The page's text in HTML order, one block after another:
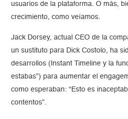
usuarios de la plataforma. O más,
crecimiento, como veíamos.
Jack Dorsey, actual CEO de la
un sustituto para Dick Costolo, ha
desarrollos (Instant Timeline y la
estabas”) para aumentar el
como esperaban: “Esto es
contentos”.